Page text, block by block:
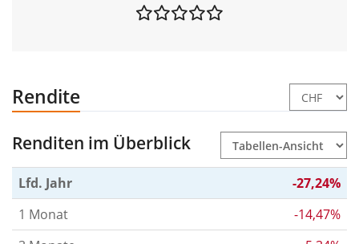
Rendite
Renditen im Überblick
Lfd. Jahr
-27,24%
1 Monat
-14,47%